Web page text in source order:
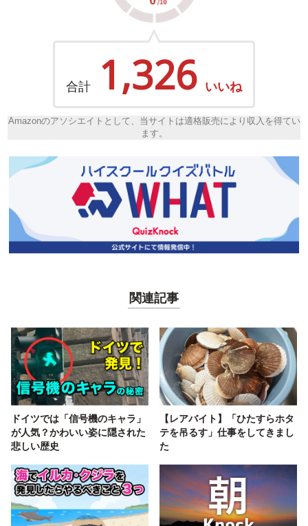
合計 1,326 いいね
Amazonのアソシエイトとして、当サイトは適格販売により収入を得てい
ます。
関連記事
ドイツでは「信号機のキャラ」
が人気？かわいい姿に隠された
悲しい歴史
【レアバイト】「ひたすらホタ
テを吊るす」仕事をしてきまし
た